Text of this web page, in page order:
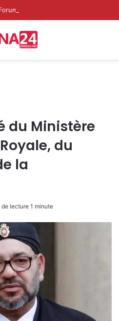
du Ministère
du
la
de lecture 1 minute